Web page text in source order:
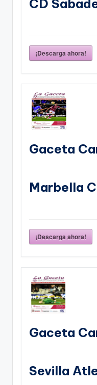
CD
¡Descarga ahora!
Gaceta
Marbella
¡Descarga ahora!
Gaceta
Sevilla